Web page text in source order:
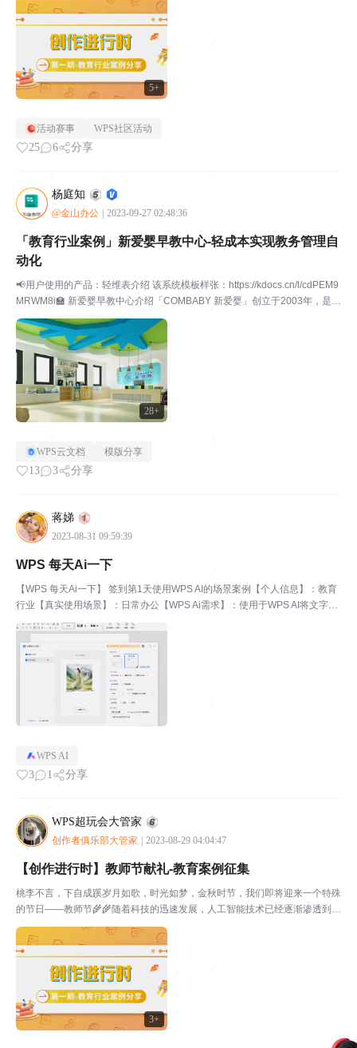
5+
次教育行业案例征集共收到12份投稿作品，本次评审采用...
活动赛事 WPS社区活动
25 6 分享
杨庭知
@金山办公 2023-09-27 02:48:36
28+
「教育行业案例」新爱婴早教中心-轻成本实现教务管理自
动化
📢用户使用的产品：轻维表介绍 该系统模板样张：https://kdocs.cn/l/cdPEM9
MRWM8i🏫 新爱婴早教中心介绍「COMBABY 新爱婴」创立于2003年，是中
国知名的0-6岁早期教育机构， 开创了中国蒙台梭利教育的先河，是美国蒙台
梭利...
WPS云文档 模版分享
13 3 分享
蒋娣
2023-08-31 09:59:39
WPS 每天Ai一下
【WPS 每天Ai一下】 签到第1天使用WPS AI的场景案例【个人信息】：教育
行业【真实使用场景】：日常办公【WPS Ai需求】：使用于WPS AI将文字生
成绘制图片【WPS Ai提示词】：内容提示词完整截图、结果完整截图【完成
情况】：符合预期【使用评价...
WPS AI
3 1 分享
WPS超玩会大管家
创作者俱乐部大管家 2023-08-29 04:04:47
3+
【创作进行时】教师节献礼-教育案例征集
桃李不言，下自成蹊岁月如歌，时光如梦，金秋时节，我们即将迎来一个特殊
的节日——教师节🌾🌾随着科技的迅速发展，人工智能技术已经逐渐渗透到我
们生活的各个领域，其中教育行业更是得益于这一技术革新。本次创作征集活
动旨在挖掘WPSAI在教育行业中的应用场景，分享教师...